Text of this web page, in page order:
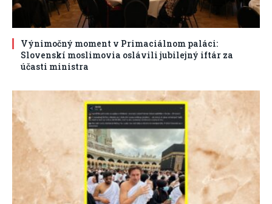
Výnimočný moment v Primaciálnom paláci:
Slovenskí moslimovia oslávili jubilejný iftár za
účasti ministra